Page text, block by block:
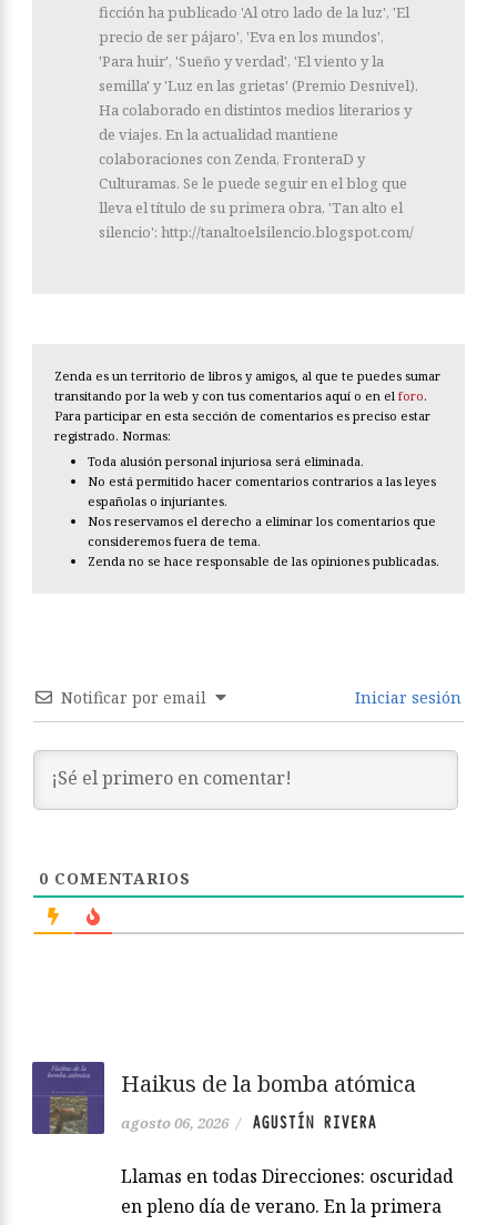
(Premio Jaén), 'El carillón de los
vientos', 'Después de la nieve',
'Cinturón de cobre', 'Hijos de
Caín', 'Hasta la frontera de mi
sueño', 'Mi deuda con el paraíso'
y 'Atlas del camino blanco'. En el
terreno de no ficción ha
publicado 'Al otro lado de la luz',
'El precio de ser pájaro', 'Eva en
los mundos', 'Para huir', 'Sueño y
colaboraciones con Zenda,
FronteraD y Culturamas. Se le
puede seguir en el blog que
obra, 'Tan alto el silencio':
http://tanaltoelsilencio.blogspot.com/
registrado. Normas:
No está permitido hacer comentarios contrarios a las leyes
españolas o injuriantes.
Nos reservamos el derecho a eliminar los comentarios que
consideremos fuera de tema.